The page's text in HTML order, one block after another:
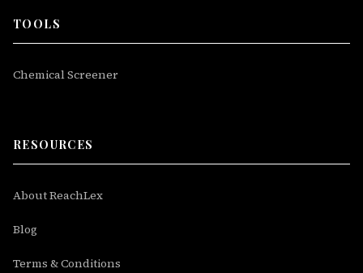
TOOLS
Chemical Screener
RESOURCES
About ReachLex
Blog
Terms & Conditions